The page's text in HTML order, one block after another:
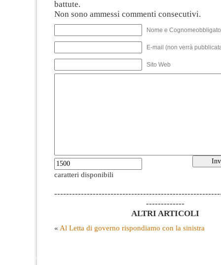
battute.
Non sono ammessi commenti consecutivi.
Nome e
E-mail (non verrà
Sito Web
caratteri disponibili
-------------
ALTRI ARTICOLI
« Al Letta di governo rispondiamo con la sinistra